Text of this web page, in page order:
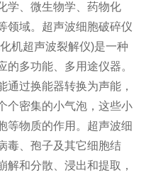
学、微生物学、药物化
领域。超声波细胞破碎仪
机超声波裂解仪)是一种
多功能、多用途仪器。
通过换能器转换为声能，
个密集的小气泡，这些小
等物质的作用。超声波细
毒、孢子及其它细胞结
解和分散、浸出和提取，